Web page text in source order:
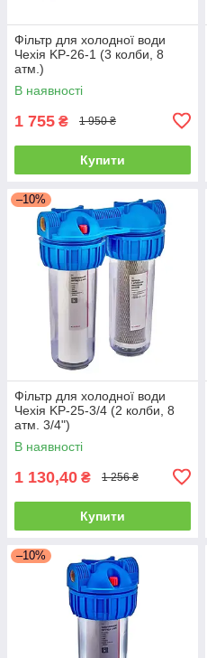
Фільтр для холодної води
Чехія KP-26-1 (3 колби, 8
атм.)
В наявності
1 755 ₴ 1 950 ₴
Купити
–10%
Фільтр для холодної води
Чехія KP-25-3/4 (2 колби, 8
атм. 3/4")
В наявності
1 130,40 ₴ 1 256 ₴
Купити
–10%